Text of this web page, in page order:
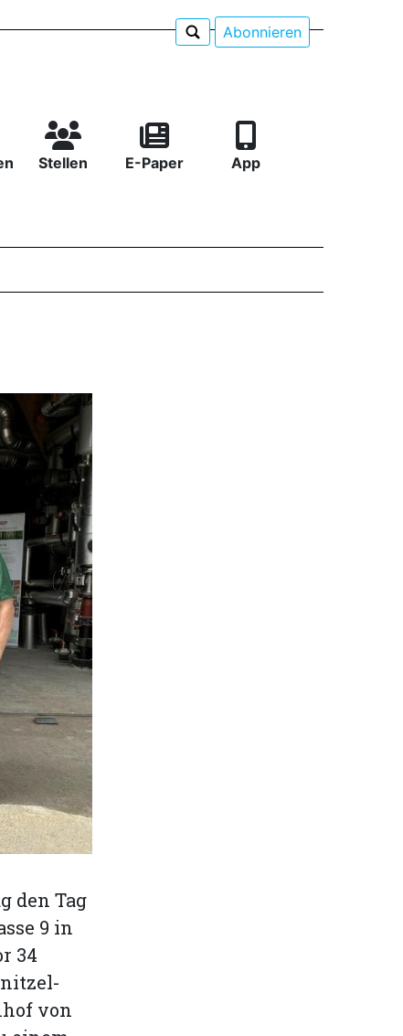
Abonnieren
Stellen E-Paper App
den Tag
9 in
34
von